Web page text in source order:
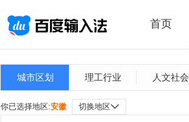
首页
城市区划 理工行业 人文社会
你已选择地区:安徽 切换地区